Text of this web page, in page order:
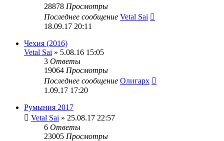
28878 Просмотры
Последнее сообщение Vetal Sai
18.09.17 20:11
Чехия (2016)
Vetal Sai » 5.08.16 15:05
3 Ответы
19064 Просмотры
Последнее сообщение Олигарх
1.09.17 17:20
Румыния 2017
Vetal Sai » 25.08.17 22:57
6 Ответы
23005 Просмотры